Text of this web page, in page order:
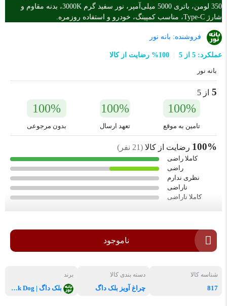
350 لومن، باتری 5000 میلی‌آمپر، نور سفید گرم 3000K، بدنه مقاوم و
شارژ Type-C، مناسب کمپینگ، خودرو و استفاده روزمره.
فروشنده: بانه نور
عملکرد: 5 از 5 100% رضایت از کالا
بانه نور
5 از 5
100%
تامین به موقع
100%
تعهد ارسال
100%
بدون مرجوعی
100% رضایت از کالا (
21 نفر)
کاملا راضی
راضی
نظری ندارم
ناراضی
کاملا ناراضی
ناموجود
شناسه کالا
817
دسته بندی کالا
چراغ آویز بلک داگ
برند
بلک داگ | Black Dog